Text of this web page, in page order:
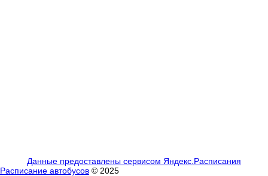
Данные предоставлены сервисом Яндекс.Расписания
Расписание автобусов © 2025